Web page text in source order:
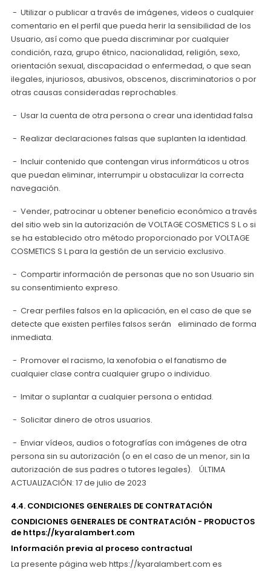
- Utilizar o publicar a través de imágenes, videos o cualquier
comentario en el perfil que pueda herir la sensibilidad de los
Usuario, así como que pueda discriminar por cualquier
condición, raza, grupo étnico, nacionalidad, religión, sexo,
orientación sexual, discapacidad o enfermedad, o que sean
ilegales, injuriosos, abusivos, obscenos, discriminatorios o por
otras causas consideradas reprochables.
- Usar la cuenta de otra persona o crear una identidad falsa
- Realizar declaraciones falsas que suplanten la identidad.
- Incluir contenido que contengan virus informáticos u otros
que puedan eliminar, interrumpir u obstaculizar la correcta
navegación.
- Vender, patrocinar u obtener beneficio económico a través
del sitio web sin la autorización de VOLTAGE COSMETICS S L o si
se ha establecido otro método proporcionado por VOLTAGE
COSMETICS S L para la gestión de un servicio exclusivo.
- Compartir información de personas que no son Usuario sin
su consentimiento expreso.
- Crear perfiles falsos en la aplicación, en el caso de que se
detecte que existen perfiles falsos serán eliminado de forma
inmediata.
- Promover el racismo, la xenofobia o el fanatismo de
cualquier clase contra cualquier grupo o individuo.
- Imitar o suplantar a cualquier persona o entidad.
- Solicitar dinero de otros usuarios.
- Enviar vídeos, audios o fotografías con imágenes de otra
persona sin su autorización (o en el caso de un menor, sin la
autorización de sus padres o tutores legales). ÚLTIMA
ACTUALIZACIÓN: 17 de julio de 2023
4.4. CONDICIONES GENERALES DE CONTRATACIÓN
CONDICIONES GENERALES DE CONTRATACIÓN - PRODUCTOS
de https://kyaralambert.com
Información previa al proceso contractual
La presente página web https://kyaralambert.com es